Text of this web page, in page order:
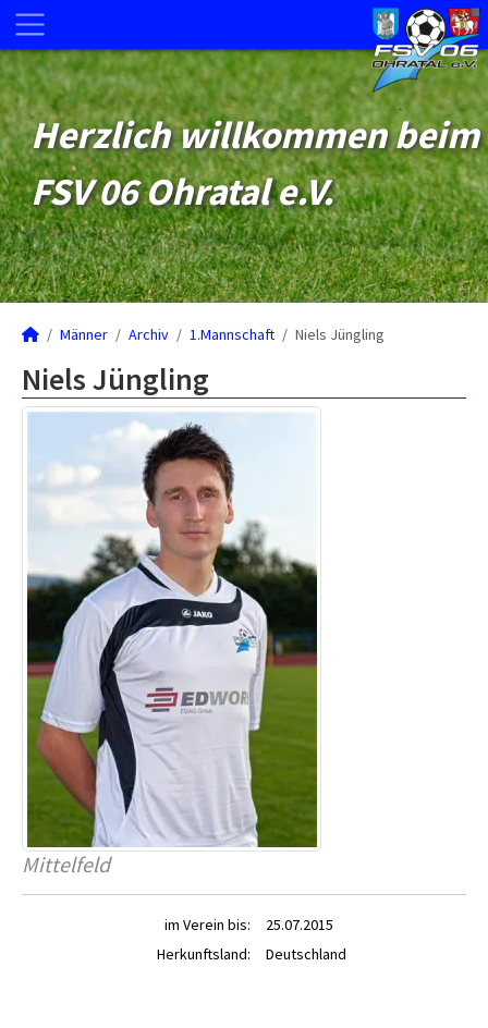
Herzlich willkommen beim
FSV 06 Ohratal e.V.
Männer Archiv 1.Mannschaft Niels Jüngling
Niels Jüngling
Mittelfeld
im Verein bis:
25.07.2015
Herkunftsland:
Deutschland